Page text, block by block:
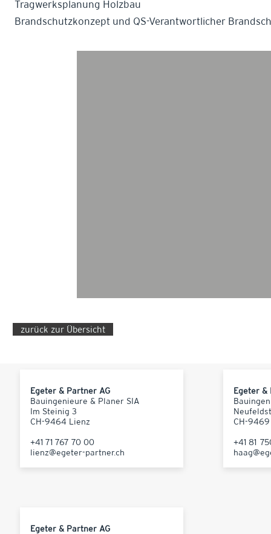
Tragwerksplanung Holzbau
Brandschutzkonzept und QS-Verantwortlicher
zurück zur Übersicht
Egeter & Partner AG
Bauingenieure & Planer SIA
Im Steinig 3
CH-9464 Lienz
+41 71 767 70 00
lienz@egeter-partner.ch
Egeter &
CH-
+41 81
Egeter & Partner AG